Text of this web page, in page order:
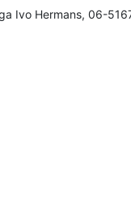
Ivo Hermans, 06-